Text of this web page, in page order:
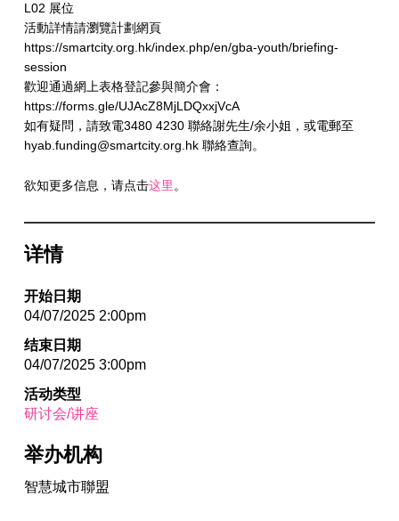
L02 展位
活動詳情請瀏覽計劃網頁
https://smartcity.org.hk/index.php/en/gba-youth/briefing-
session
歡迎通過網上表格登記參與簡介會：
https://forms.gle/UJAcZ8MjLDQxxjVcA
如有疑問，請致電3480 4230 聯絡謝先生/余小姐，或電郵至
hyab.funding@smartcity.org.hk 聯絡查詢。
欲知更多信息，请点击这里 。
详情
开始日期
04/07/2025 2:00pm
结束日期
04/07/2025 3:00pm
活动类型
研讨会/讲座
举办机构
智慧城市聯盟